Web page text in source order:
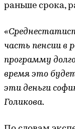
раньше срока,
часть пенсии в
программу
время это
эти деньги
Голикова.